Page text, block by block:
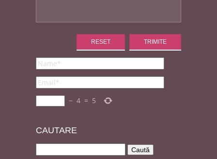
− 4 = 5
CAUTARE